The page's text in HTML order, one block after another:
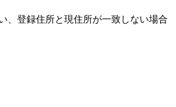
、登録住所と現住所が一致しない場合